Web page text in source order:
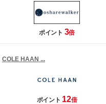
ポイント 3倍
COLE HAAN ...
ポイント 12倍